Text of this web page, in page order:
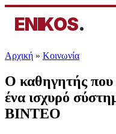
ENIKOS.
Αρχική » Κοινωνία
Ο καθηγητής που
ένα ισχυρό
ΒΙΝΤΕΟ